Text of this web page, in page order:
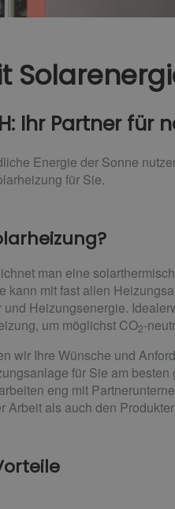
Ihr Partner für
Energie der Sonne
für Sie.
man eine
kann mit fast allen
und Heizungsenergie.
um möglichst CO2-
wir Ihre Wünsche und
für Sie am
eng mit
Arbeit als auch den